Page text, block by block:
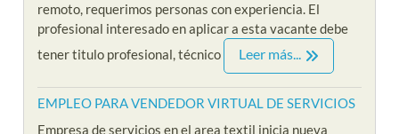
remoto, requerimos personas con experiencia. El
profesional interesado en aplicar a esta vacante debe
tener titulo profesional, técnico
Leer más...
EMPLEO PARA VENDEDOR VIRTUAL DE SERVICIOS
Empresa de servicios en el area textil inicia nueva